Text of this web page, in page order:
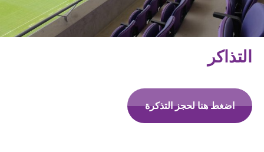
التذاكر
اضغط هنا لحجز التذكرة